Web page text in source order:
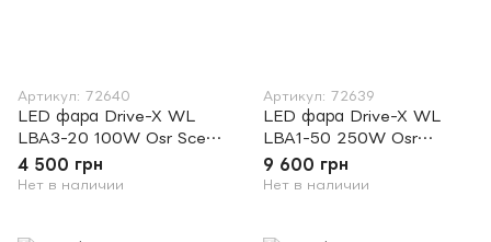
Артикул: 72640
LED фара Drive-X WL
LBA3-20 100W Osr Scene
+ Combo
4 500 грн
Нет в наличии
Артикул: 72639
LED фара Drive-X WL
LBA1-50 250W Osr
Combo
9 600 грн
Нет в наличии